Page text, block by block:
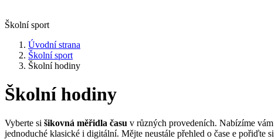
Školní sport
Úvodní strana
Školní sport
Školní hodiny
Školní hodiny
Vyberte si šikovná měřidla času v různých provedeních. Nabízíme vám
jednoduché klasické i digitální. Mějte neustále přehled o čase e pořiďte si